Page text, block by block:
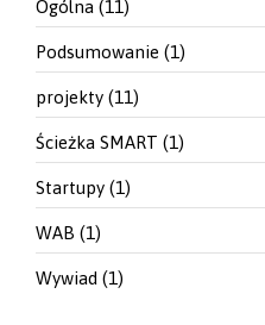
Ogólna (11)
Podsumowanie (1)
projekty (11)
Ścieżka SMART (1)
Startupy (1)
WAB (1)
Wywiad (1)